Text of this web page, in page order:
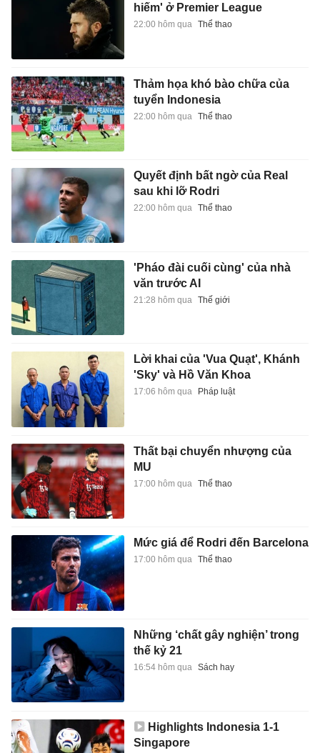
hiếm' ở Premier League
22:00 hôm qua Thể thao
Thảm họa khó bào chữa của
tuyển Indonesia
22:00 hôm qua Thể thao
Quyết định bất ngờ của Real
sau khi lỡ Rodri
22:00 hôm qua Thể thao
'Pháo đài cuối cùng' của nhà
văn trước AI
21:28 hôm qua Thế giới
Lời khai của 'Vua Quạt', Khánh
'Sky' và Hồ Văn Khoa
17:06 hôm qua Pháp luật
Thất bại chuyển nhượng của
MU
17:00 hôm qua Thể thao
Mức giá để Rodri đến Barcelona
17:00 hôm qua Thể thao
Những ‘chất gây nghiện’ trong
thế kỷ 21
16:54 hôm qua Sách hay
Highlights Indonesia 1-1
Singapore